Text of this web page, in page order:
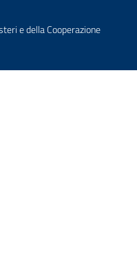
e della Cooperazione